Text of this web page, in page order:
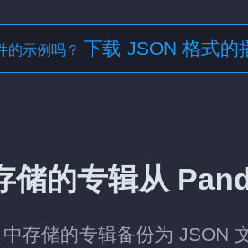
的示例吗？ 下载 JSON 格式的
储的专辑从
存储的专辑备份为 JSON 文